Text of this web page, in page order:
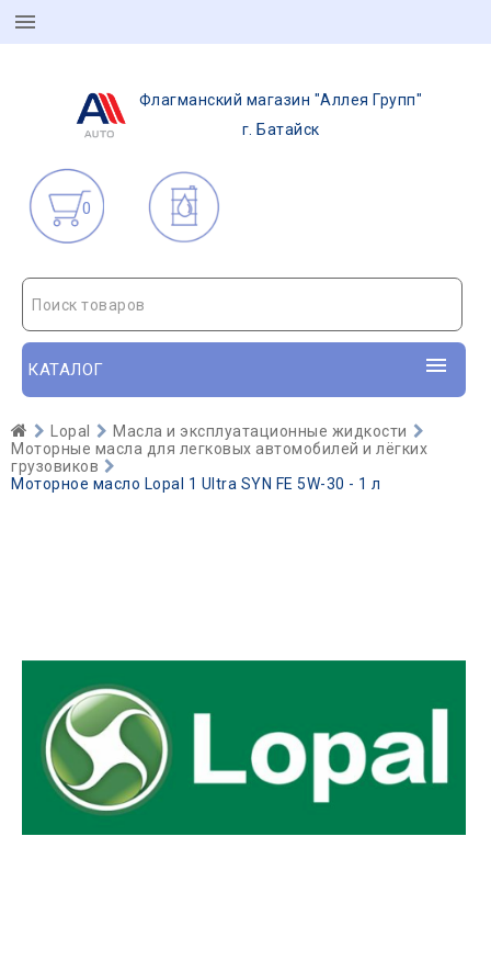
Флагманский магазин "Аллея Групп"
г. Батайск
0
Поиск товаров
КАТАЛОГ
Lopal
Масла и эксплуатационные жидкости
Моторные масла для легковых автомобилей и лёгких
грузовиков
Моторное масло Lopal 1 Ultra SYN FE 5W-30 - 1 л